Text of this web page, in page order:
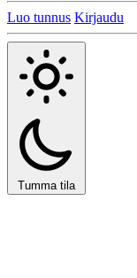
Luo tunnus Kirjaudu
Tumma tila